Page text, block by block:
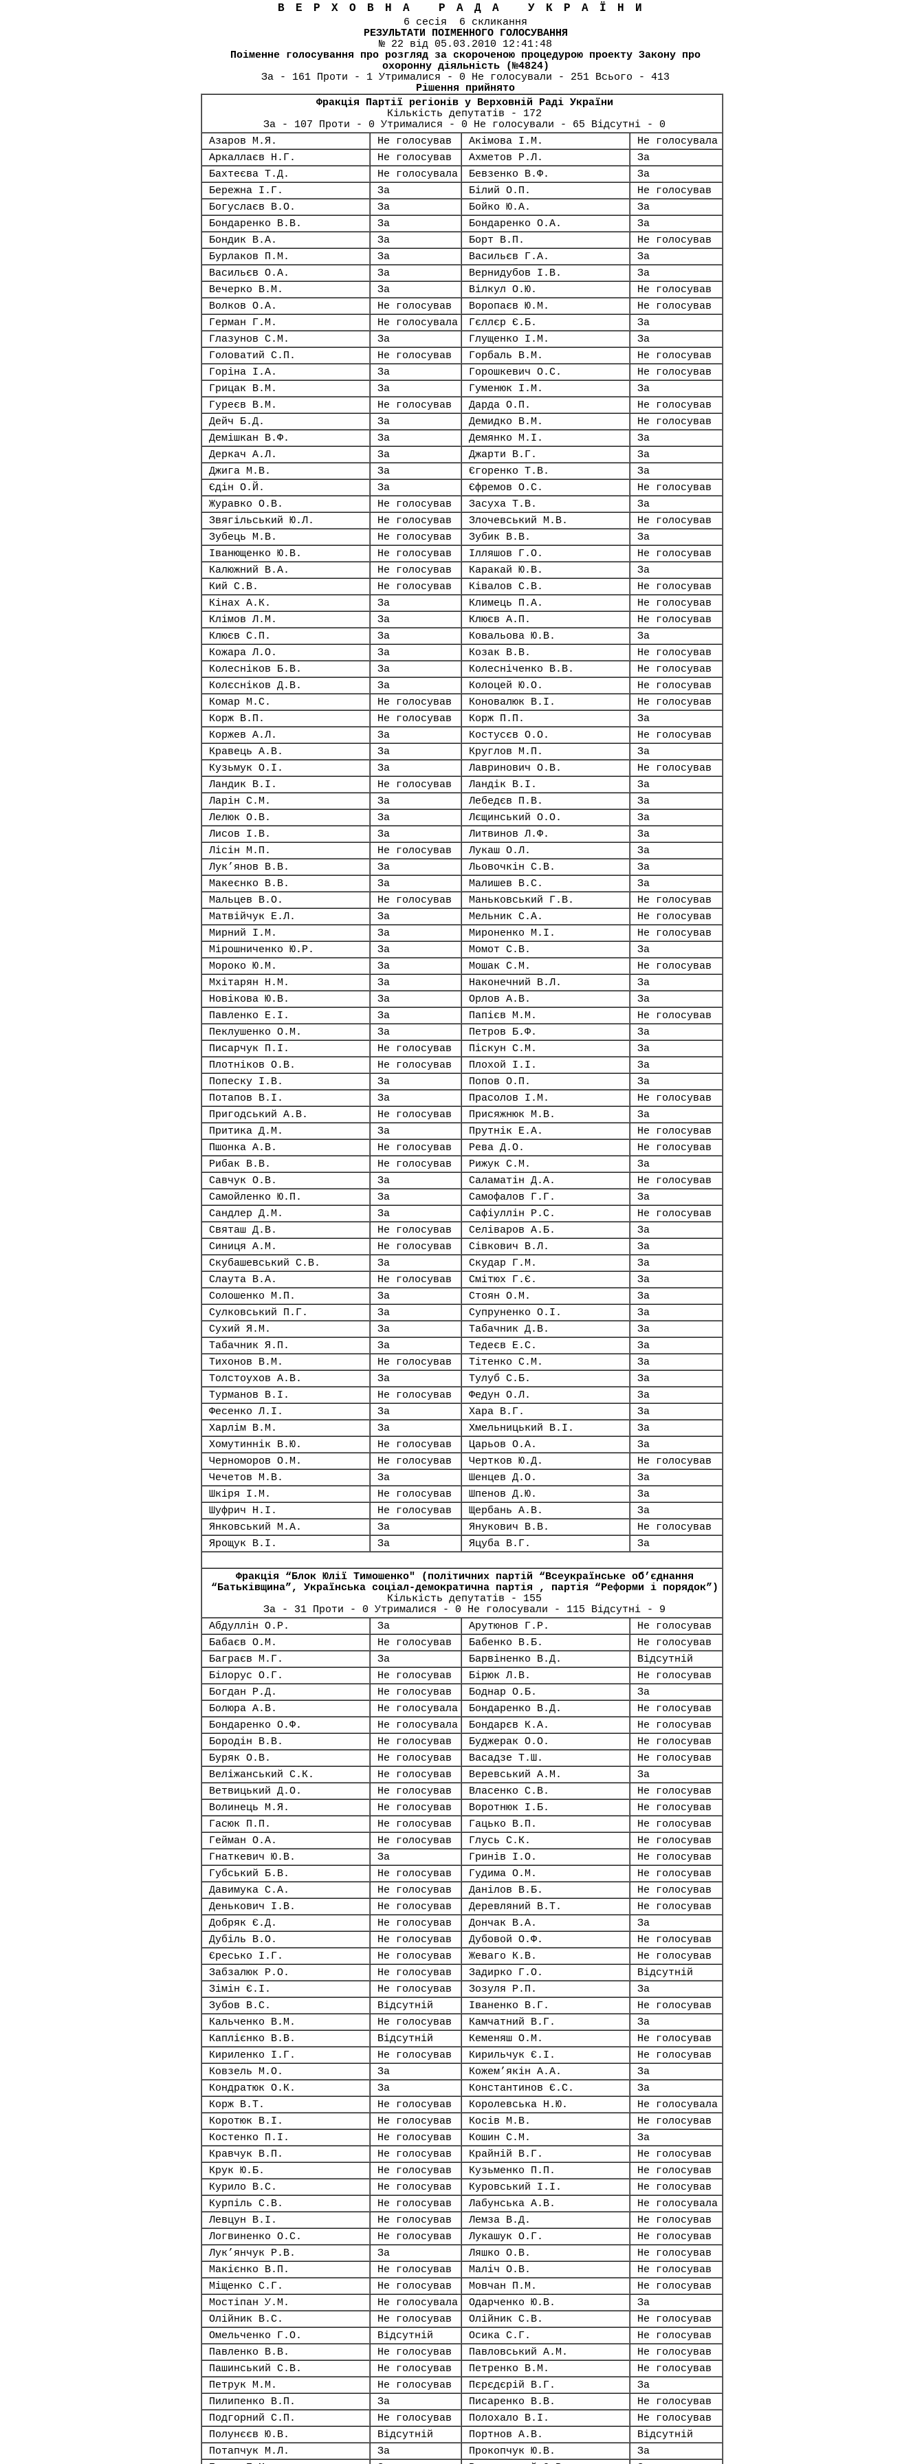
ВЕРХОВНА РАДА УКРАЇНИ
6 сесія 6 скликання
РЕЗУЛЬТАТИ ПОІМЕННОГО ГОЛОСУВАННЯ
№ 22 від 05.03.2010 12:41:48
Поіменне голосування про розгляд за скороченою процедурою проекту Закону про
охоронну діяльність (№4824)
За - 161 Проти - 1 Утрималися - 0 Не голосували - 251 Всього - 413
Рішення прийнято
Фракція Партії регіонів у Верховній Раді України
Кількість депутатів - 172
За - 107 Проти - 0 Утрималися - 0 Не голосували - 65 Відсутні - 0
Азаров М.Я.
Не голосував Акімова І.М.
Не голосувала
Аркаллаєв Н.Г.
Не голосував Ахметов Р.Л.
За
Бахтеєва Т.Д.
Не голосувала Бевзенко В.Ф.
За
Бережна І.Г.
За Білий О.П.
Не голосував
Богуслаєв В.О.
За Бойко Ю.А.
За
Бондаренко В.В.
За Бондаренко О.А.
За
Бондик В.А.
За Борт В.П.
Не голосував
Бурлаков П.М.
За Васильєв Г.А.
За
Васильєв О.А.
За Вернидубов І.В.
За
Вечерко В.М.
За Вілкул О.Ю.
Не голосував
Волков О.А.
Не голосував Воропаєв Ю.М.
Не голосував
Герман Г.М.
Не голосувала Гєллєр Є.Б.
За
Глазунов С.М.
За Глущенко І.М.
За
Головатий С.П.
Не голосував Горбаль В.М.
Не голосував
Горіна І.А.
За Горошкевич О.С.
Не голосував
Грицак В.М.
За Гуменюк І.М.
За
Гуреєв В.М.
Не голосував Дарда О.П.
Не голосував
Дейч Б.Д.
За Демидко В.М.
Не голосував
Демішкан В.Ф.
За Демянко М.І.
За
Деркач А.Л.
За Джарти В.Г.
За
Джига М.В.
За Єгоренко Т.В.
За
Єдін О.Й.
За Єфремов О.С.
Не голосував
Журавко О.В.
Не голосував Засуха Т.В.
За
Звягільський Ю.Л.
Не голосував Злочевський М.В.
Не голосував
Зубець М.В.
Не голосував Зубик В.В.
За
Іванющенко Ю.В.
Не голосував Ілляшов Г.О.
Не голосував
Калюжний В.А.
Не голосував Каракай Ю.В.
За
Кий С.В.
Не голосував Ківалов С.В.
Не голосував
Кінах А.К.
За Климець П.А.
Не голосував
Клімов Л.М.
За Клюєв А.П.
Не голосував
Клюєв С.П.
За Ковальова Ю.В.
За
Кожара Л.О.
За Козак В.В.
Не голосував
Колесніков Б.В.
За Колесніченко В.В.
Не голосував
Колєсніков Д.В.
За Колоцей Ю.О.
Не голосував
Комар М.С.
Не голосував Коновалюк В.І.
Не голосував
Корж В.П.
Не голосував Корж П.П.
За
Коржев А.Л.
За Костусєв О.О.
Не голосував
Кравець А.В.
За Круглов М.П.
За
Кузьмук О.І.
За Лавринович О.В.
Не голосував
Ландик В.І.
Не голосував Ландік В.І.
За
Ларін С.М.
За Лебедєв П.В.
За
Лелюк О.В.
За Лєщинський О.О.
За
Лисов І.В.
За Литвинов Л.Ф.
За
Лісін М.П.
Не голосував Лукаш О.Л.
За
Лук’янов В.В.
За Льовочкін С.В.
За
Макеєнко В.В.
За Малишев В.С.
За
Мальцев В.О.
Не голосував Маньковський Г.В.
Не голосував
Матвійчук Е.Л.
За Мельник С.А.
Не голосував
Мирний І.М.
За Мироненко М.І.
Не голосував
Мірошниченко Ю.Р.
За Момот С.В.
За
Мороко Ю.М.
За Мошак С.М.
Не голосував
Мхітарян Н.М.
За Наконечний В.Л.
За
Новікова Ю.В.
За Орлов А.В.
За
Павленко Е.І.
За Папієв М.М.
Не голосував
Пеклушенко О.М.
За Петров Б.Ф.
За
Писарчук П.І.
Не голосував Піскун С.М.
За
Плотніков О.В.
Не голосував Плохой І.І.
За
Попеску І.В.
За Попов О.П.
За
Потапов В.І.
За Прасолов І.М.
Не голосував
Пригодський А.В.
Не голосував Присяжнюк М.В.
За
Притика Д.М.
За Прутнік Е.А.
Не голосував
Пшонка А.В.
Не голосував Рева Д.О.
Не голосував
Рибак В.В.
Не голосував Рижук С.М.
За
Савчук О.В.
За Саламатін Д.А.
Не голосував
Самойленко Ю.П.
За Самофалов Г.Г.
За
Сандлер Д.М.
За Сафіуллін Р.С.
Не голосував
Святаш Д.В.
Не голосував Селіваров А.Б.
За
Синиця А.М.
Не голосував Сівкович В.Л.
За
Скубашевський С.В.
За Скудар Г.М.
За
Слаута В.А.
Не голосував Смітюх Г.Є.
За
Солошенко М.П.
За Стоян О.М.
За
Сулковський П.Г.
За Супруненко О.І.
За
Сухий Я.М.
За Табачник Д.В.
За
Табачник Я.П.
За Тедеєв Е.С.
За
Тихонов В.М.
Не голосував Тітенко С.М.
За
Толстоухов А.В.
За Тулуб С.Б.
За
Турманов В.І.
Не голосував Федун О.Л.
За
Фесенко Л.І.
За Хара В.Г.
За
Харлім В.М.
За Хмельницький В.І.
За
Хомутиннік В.Ю.
Не голосував Царьов О.А.
За
Черноморов О.М.
Не голосував Чертков Ю.Д.
Не голосував
Чечетов М.В.
За Шенцев Д.О.
За
Шкіря І.М.
Не голосував Шпенов Д.Ю.
За
Шуфрич Н.І.
Не голосував Щербань А.В.
За
Янковський М.А.
За Янукович В.В.
Не голосував
Ярощук В.І.
За Яцуба В.Г. За
Фракція “Блок Юлії Тимошенко" (політичних партій “Всеукраїнське об’єднання
“Батьківщина”, Українська соціал-демократична партія , партія “Реформи і порядок”)
Кількість депутатів - 155
За - 31 Проти - 0 Утрималися - 0 Не голосували - 115 Відсутні - 9
Абдуллін О.Р.
За Арутюнов Г.Р.
Не голосував
Бабаєв О.М.
Не голосував Бабенко В.Б.
Не голосував
Баграєв М.Г.
За Барвіненко В.Д.
Відсутній
Білорус О.Г.
Не голосував Бірюк Л.В.
Не голосував
Богдан Р.Д.
Не голосував Боднар О.Б.
За
Болюра А.В.
Не голосувала Бондаренко В.Д.
Не голосував
Бондаренко О.Ф.
Не голосувала Бондарєв К.А.
Не голосував
Бородін В.В.
Не голосував Буджерак О.О.
Не голосував
Буряк О.В.
Не голосував Васадзе Т.Ш.
Не голосував
Веліжанський С.К.
Не голосував Веревський А.М.
За
Ветвицький Д.О.
Не голосував Власенко С.В.
Не голосував
Волинець М.Я.
Не голосував Воротнюк І.Б.
Не голосував
Гасюк П.П.
Не голосував Гацько В.П.
Не голосував
Гейман О.А.
Не голосував Глусь С.К.
Не голосував
Гнаткевич Ю.В.
За Гринів І.О.
Не голосував
Губський Б.В.
Не голосував Гудима О.М.
Не голосував
Давимука С.А.
Не голосував Данілов В.Б.
Не голосував
Денькович І.В.
Не голосував Деревляний В.Т.
Не голосував
Добряк Є.Д.
Не голосував Дончак В.А.
За
Дубіль В.О.
Не голосував Дубовой О.Ф.
Не голосував
Єресько І.Г.
Не голосував Жеваго К.В.
Не голосував
Забзалюк Р.О.
Не голосував Задирко Г.О.
Відсутній
Зімін Є.І.
Не голосував Зозуля Р.П.
За
Зубов В.С.
Відсутній Іваненко В.Г.
Не голосував
Кальченко В.М.
Не голосував Камчатний В.Г.
За
Каплієнко В.В.
Відсутній Кеменяш О.М.
Не голосував
Кириленко І.Г.
Не голосував Кирильчук Є.І.
Не голосував
Ковзель М.О.
За Кожем’якін А.А.
За
Кондратюк О.К.
За Константинов Є.С.
За
Корж В.Т.
Не голосував Королевська Н.Ю.
Не голосувала
Коротюк В.І.
Не голосував Косів М.В.
Не голосував
Костенко П.І.
Не голосував Кошин С.М.
За
Кравчук В.П.
Не голосував Крайній В.Г.
Не голосував
Крук Ю.Б.
Не голосував Кузьменко П.П.
Не голосував
Курило В.С.
Не голосував Куровський І.І.
Не голосував
Курпіль С.В.
Не голосував Лабунська А.В.
Не голосувала
Левцун В.І.
Не голосував Лемза В.Д.
Не голосував
Логвиненко О.С.
Не голосував Лукашук О.Г.
Не голосував
Лук’янчук Р.В.
За Ляшко О.В.
Не голосував
Макієнко В.П.
Не голосував Маліч О.В.
Не голосував
Міщенко С.Г.
Не голосував Мовчан П.М.
Не голосував
Мостіпан У.М.
Не голосувала Одарченко Ю.В.
За
Олійник В.С.
Не голосував Олійник С.В.
Не голосував
Омельченко Г.О.
Відсутній Осика С.Г.
Не голосував
Павленко В.В.
Не голосував Павловський А.М.
Не голосував
Пашинський С.В.
Не голосував Петренко В.М.
Не голосував
Петрук М.М.
Не голосував Пєрєдєрій В.Г.
За
Пилипенко В.П.
За Писаренко В.В.
Не голосував
Подгорний С.П.
Не голосував Полохало В.І.
Не голосував
Полунєєв Ю.В.
Відсутній Портнов А.В.
Відсутній
Потапчук М.Л.
За Прокопчук Ю.В.
За